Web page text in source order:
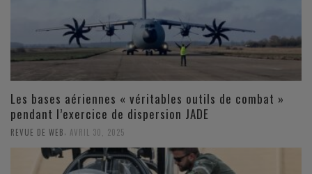
Les bases aériennes « véritables outils de combat »
pendant l’exercice de dispersion JADE
REVUE DE WEB AVRIL 30, 2025